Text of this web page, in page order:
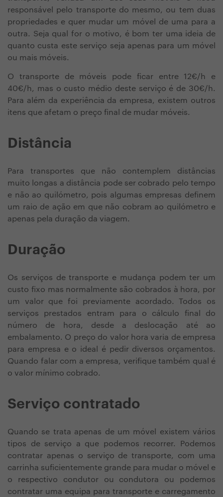
responsável pelo transporte do mesmo, ou tem duas
propriedades e quer mudar um móvel de uma para a
outra. Seja qual for o motivo, é bom ter uma ideia de
quanto custa este serviço seja apenas para um móvel
ou mais móveis.
O transporte de móveis pode ficar entre 12€/h e
40€/h, mas o custo médio deste serviço é de 30€/h.
Para além da experiência da empresa, existem outros
itens que afetam o preço final de mudar móveis.
Distância
Para transportes que não contemplem distâncias
muito longas a distância pode ser cobrado pelo tempo
e não ao quilómetro, pois algumas empresas definem
um raio de ação em que não cobram ao quilómetro e
apenas pela duração da viagem.
Duração
Os serviços de transporte e mudança podem ter um
custo fixo mas normalmente são cobrados à hora, por
um valor que foi previamente acordado. Todos os
serviços prestados entram para o cálculo final do
número de hora, desde a deslocação até ao
embalamento. O preço do valor hora varia de empresa
para empresa e o ideal é pedir diversos orçamentos.
Quando falar com a empresa, verifique também qual é
o valor mínimo cobrado.
Serviço contratado
Quando se trata apenas de um móvel existem vários
tipos de serviço a que podemos recorrer. Podemos
contratar apenas o serviço de transporte, com uma
carrinha suficientemente grande para mudar o móvel e
o respectivo condutor ou condutora ou podemos
contratar uma equipa para transporte e carregamento